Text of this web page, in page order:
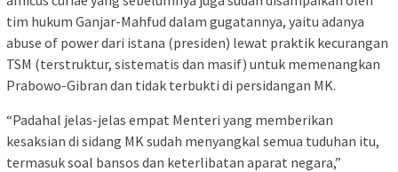
tim hukum Ganjar-Mahfud dalam gugatannya, yaitu adanya
abuse of power dari istana (presiden) lewat praktik kecurangan
TSM (terstruktur, sistematis dan masif) untuk memenangkan
Prabowo-Gibran dan tidak terbukti di persidangan MK.
“Padahal jelas-jelas empat Menteri yang memberikan
kesaksian di sidang MK sudah menyangkal semua tuduhan itu,
termasuk soal bansos dan keterlibatan aparat negara,”